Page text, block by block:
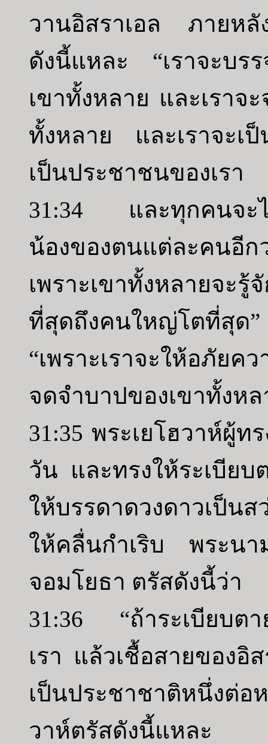
วานอิสราเอล ภายหลั
ดังนี้แหละ “เราจะบร
เขาทั้งหลาย และเราจ
ทั้งหลาย และเราจะเ
เป็นประชาชนของเรา
31:34 และทุกคนจะไ
น้องของตนแต่ละคนอี
เพราะเขาทั้งหลายจะ
ที่สุดถึงคนใหญ่โตที่สุด
“เพราะเราจะให้อภัย
จดจำบาปของเขาทั้งห
31:35 พระเยโฮวาห์ผู้ท
วัน และทรงให้ระเบีย
ให้บรรดาดวงดาวเป็น
ให้คลื่นกำเริบ พระนา
จอมโยธา ตรัสดังนี้ว่า
31:36 “ถ้าระเบียบตา
เรา แล้วเชื้อสายของอิ
เป็นประชาชาติหนึ่งต่
วาห์ตรัสดังนี้แหละ